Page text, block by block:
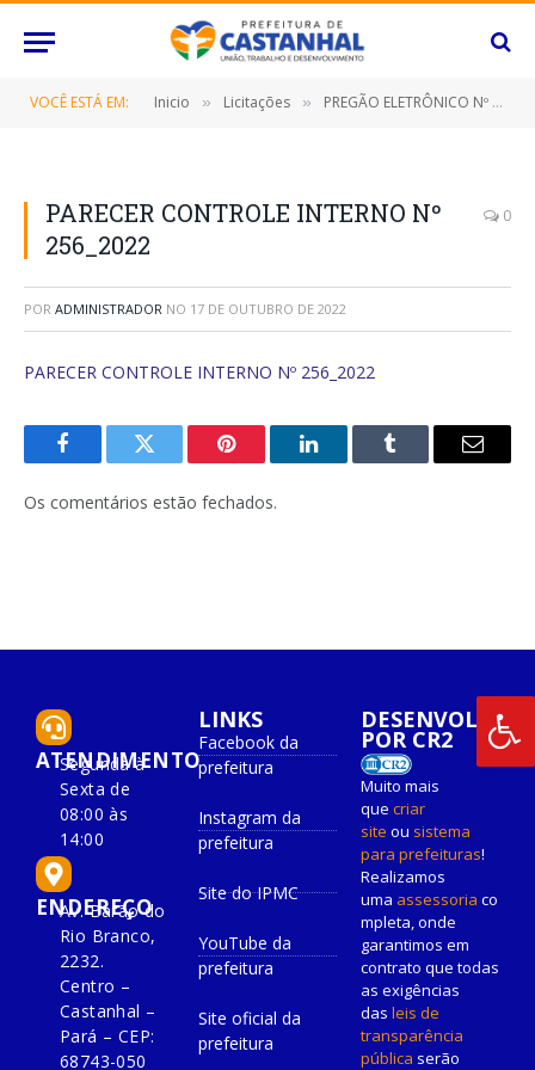
VOCÊ ESTÁ EM: Inicio » Licitações » PREGÃO ELETRÔNICO Nº 071/2022-SRP (CONTRATAÇÃO DE EMPRESA ESPECIALIZADA NA PRESTAÇÃO DE SERVIÇOS DE AGENCIAMENTO DE VIAGENS PARA O FORNECIMENTO DE PASSAGENS AÉREAS NACIONAIS E SERVIÇOS DE HOSPEDAGEM, PASSAGENS RODOVIÁRIAS (INTERESTADUAIS, INTERMUNICIPAIS E MUNICIPAIS), COMPREENDENDO OS SERVIÇOS DE: RESERVA, EMISSÃO, MARCAÇÃO, REMARCAÇÃO E CANCELAMENTO)
PARECER CONTROLE INTERNO Nº
256_2022
0
POR ADMINISTRADOR NO 17 DE OUTUBRO DE 2022
PARECER CONTROLE INTERNO Nº 256_2022
FacebookTwitter Pinterest O
Tumblr
E-
Os comentários estão fechados.
ATENDIMENTO
Segunda à
Sexta de
08:00 às
14:00
ENDEREÇO
Av. Barão do
Rio Branco,
2232.
Centro –
Castanhal –
Pará – CEP:
68743-050
LINKS
Facebook da
prefeitura
Instagram da
prefeitura
Site do IPMC
YouTube da
prefeitura
Site oficial da
prefeitura
DESENVOLVIDO
POR CR2
Muito mais
que criar
site ou sistema
para prefeituras!
Realizamos
uma assessoria co
mpleta, onde
garantimos em
contrato que todas
as exigências
das leis de
transparência
pública serão